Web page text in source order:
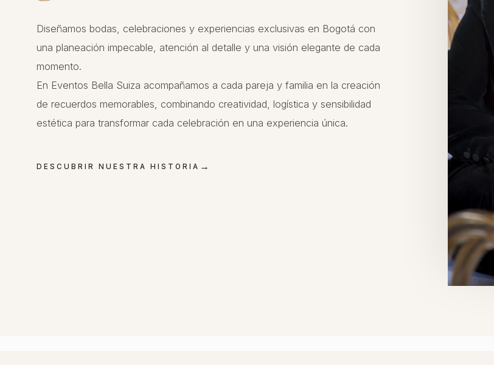
Diseñamos bodas, celebraciones y experiencias exclusivas en Bogotá con
una planeación impecable, atención al detalle y una visión elegante de cada
momento.
En Eventos Bella Suiza acompañamos a cada pareja y familia en la creación
de recuerdos memorables, combinando creatividad, logística y sensibilidad
estética para transformar cada celebración en una experiencia única.
DESCUBRIR NUESTRA HISTORIA →